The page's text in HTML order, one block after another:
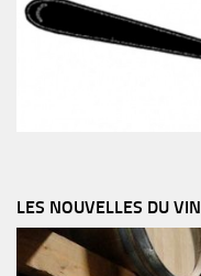
LES NOUVELLES DU VIN